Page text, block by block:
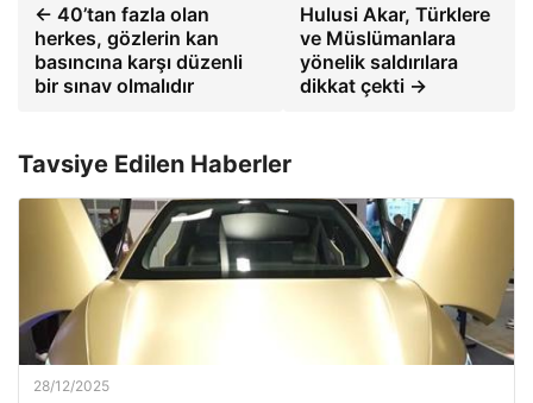
← 40’tan fazla olan
herkes, gözlerin kan
basıncına karşı düzenli
bir sınav olmalıdır
Hulusi Akar, Türklere
ve Müslümanlara
yönelik saldırılara
dikkat çekti →
Tavsiye Edilen Haberler
28/12/2025